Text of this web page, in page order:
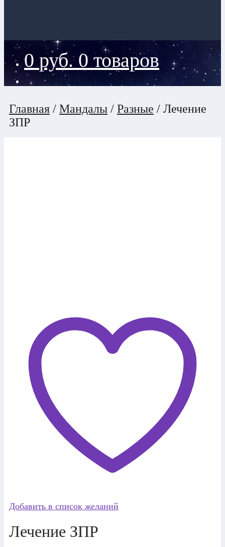
0 руб. 0 товаров
Главная / Мандалы / Разные / Лечение
ЗПР
Добавить в список желаний
Лечение ЗПР